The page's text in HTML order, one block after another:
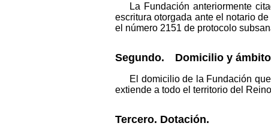
La Fundación anteriormente
escritura otorgada ante el notario
el número 2151 de protocolo
Segundo. Domicilio y ámbito
El domicilio de la Fundación
extiende a todo el territorio del
Tercero. Dotación.